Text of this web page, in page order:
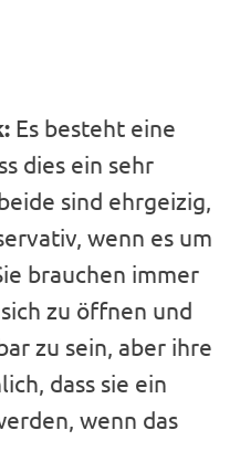
Es besteht eine
dies ein sehr
sind ehrgeizig,
wenn es um
brauchen immer
zu öffnen und
zu sein, aber ihre
dass sie ein
wenn das